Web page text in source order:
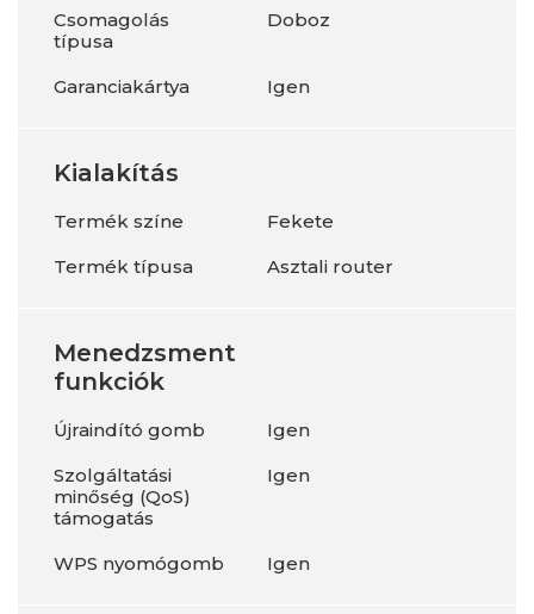
Csomagolás
típusa
Doboz
Garanciakártya Igen
Kialakítás
Termék színe
Fekete
Termék típusa
Asztali router
Menedzsment
funkciók
Újraindító gomb
Igen
Szolgáltatási
minőség (QoS)
támogatás
Igen
WPS nyomógomb Igen